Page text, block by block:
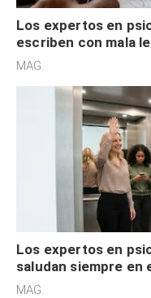
Los expertos en
escriben con mala
acelerado y no lo
MAG.
Los expertos en
saludan siempre en
defensiva y tienen
MAG.